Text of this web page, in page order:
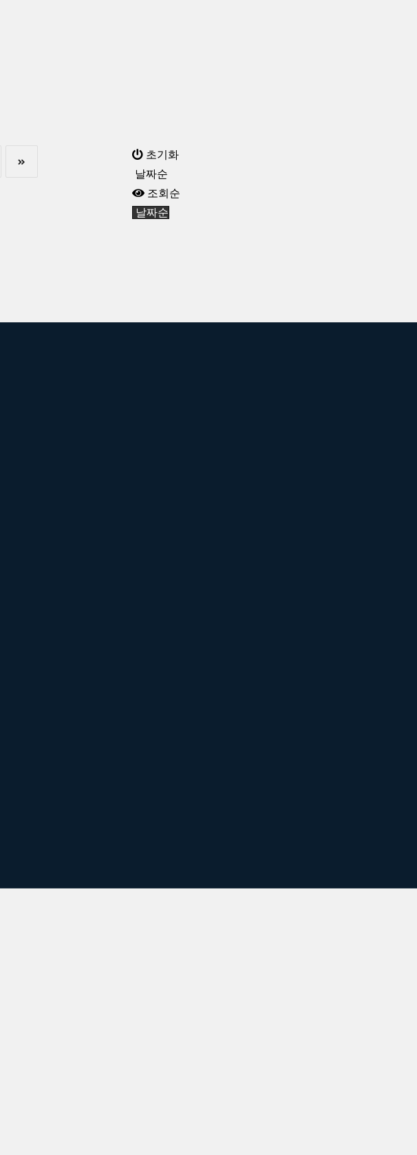
초기화
날짜순
조회순
날짜순